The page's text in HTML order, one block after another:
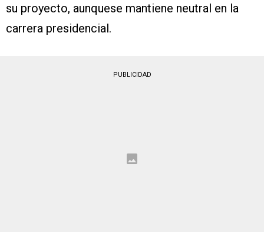
su proyecto, aunquese mantiene neutral en la
carrera presidencial.
PUBLICIDAD